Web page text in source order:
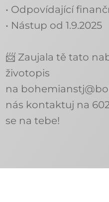
• Odpovídající
• Nástup od 1.9.2025
📨 Zaujala tě tato
životopis
na
nás kontaktuj na
se na tebe!